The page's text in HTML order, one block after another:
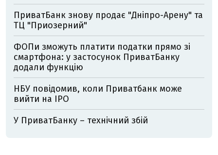
ПриватБанк знову продає "Дніпро-Арену" та
ТЦ "Приозерний"
ФОПи зможуть платити податки прямо зі
смартфона: у застосунок ПриватБанку
додали функцію
НБУ повідомив, коли Приватбанк може
вийти на IPO
У ПриватБанку – технічний збій